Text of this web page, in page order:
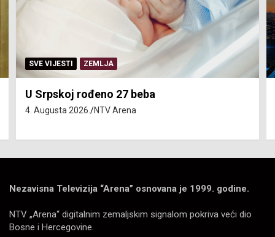
SERVISNE INFORMACIJE
Isključenja vode – utorak 4. avgust
4. Augusta 2026. NTV Arena
Nezavisna Televizija “Arena” osnovana je 1999. godine.
NTV „Arena“ digitalnim zemaljskim signalom pokriva veći dio
Bosne i Hercegovine.